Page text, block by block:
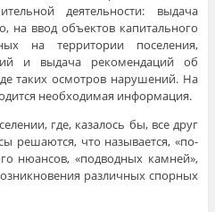
деятельности: выдача
на ввод объектов капитального
на территории поселения,
и выдача рекомендаций об
таких осмотров нарушений. На
необходимая информация.
где, казалось бы, все друг
решаются, что называется, «по-
нюансов, «подводных камней»,
различных спорных